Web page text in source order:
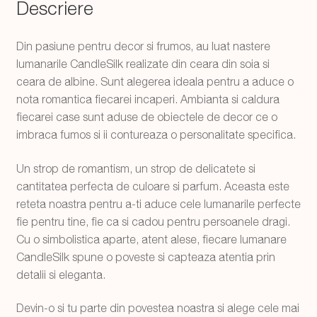
16
Descriere
Din pasiune pentru decor si frumos, au luat nastere
lumanarile CandleSilk realizate din ceara din soia si
ceara de albine. Sunt alegerea ideala pentru a aduce o
nota romantica fiecarei incaperi. Ambianta si caldura
fiecarei case sunt aduse de obiectele de decor ce o
imbraca fumos si ii contureaza o personalitate specifica.
Un strop de romantism, un strop de delicatete si
cantitatea perfecta de culoare si parfum. Aceasta este
reteta noastra pentru a-ti aduce cele lumanarile perfecte
fie pentru tine, fie ca si cadou pentru persoanele dragi.
Cu o simbolistica aparte, atent alese, fiecare lumanare
CandleSilk spune o poveste si capteaza atentia prin
detalii si eleganta.
Devin-o si tu parte din povestea noastra si alege cele mai